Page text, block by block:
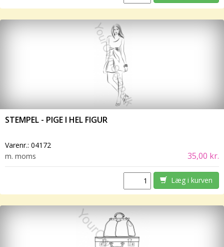
STEMPEL - PIGE I HEL FIGUR
Varenr.: 04172
m. moms
35,00 kr.
Læg i kurven